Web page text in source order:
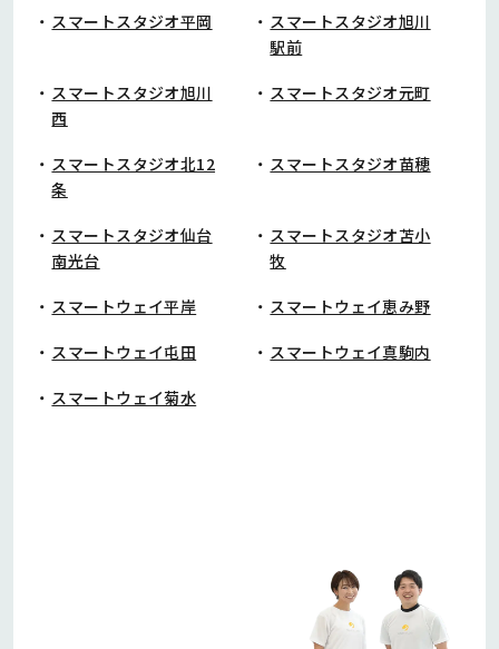
スマートスタジオ平岡
スマートスタジオ旭川
駅前
スマートスタジオ旭川
西
スマートスタジオ元町
スマートスタジオ北12
条
スマートスタジオ苗穂
スマートスタジオ仙台
南光台
スマートスタジオ苫小
牧
スマートウェイ平岸 スマートウェイ恵み野
スマートウェイ屯田 スマートウェイ真駒内
スマートウェイ菊水